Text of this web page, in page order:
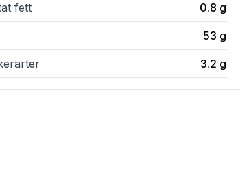
fett 0.8 g
53 g
3.2 g